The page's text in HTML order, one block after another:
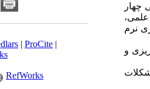
| ProCite |
RefWorks
چهار
تجارب علمی،
نرم
و